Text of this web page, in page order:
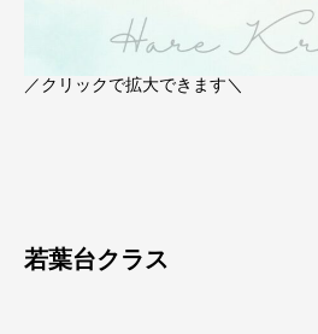
／クリックで拡大できます＼
若葉台クラス